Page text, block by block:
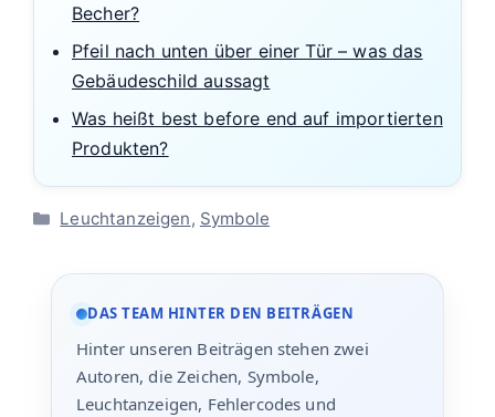
Becher?
Pfeil nach unten über einer Tür – was das
Gebäudeschild aussagt
Was heißt best before end auf importierten
Produkten?
Kategorien
Leuchtanzeigen, Symbole
DAS TEAM HINTER DEN BEITRÄGEN
Hinter unseren Beiträgen stehen zwei
Autoren, die Zeichen, Symbole,
Leuchtanzeigen, Fehlercodes und